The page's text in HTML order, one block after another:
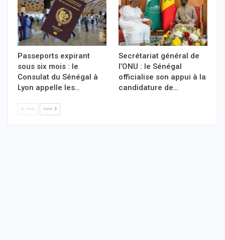
Passeports expirant
sous six mois : le
Consulat du Sénégal à
Lyon appelle les…
Secrétariat général de
l’ONU : le Sénégal
officialise son appui à la
candidature de…
<<< >>>